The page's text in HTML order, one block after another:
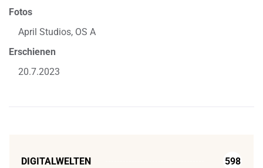
Fotos
April Studios, OS A
Erschienen
20.7.2023
DIGITALWELTEN 598